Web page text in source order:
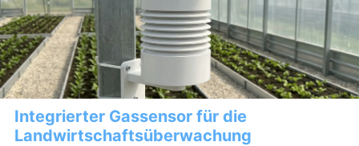
Integrierter Gassensor für die
Landwirtschaftsüberwachung